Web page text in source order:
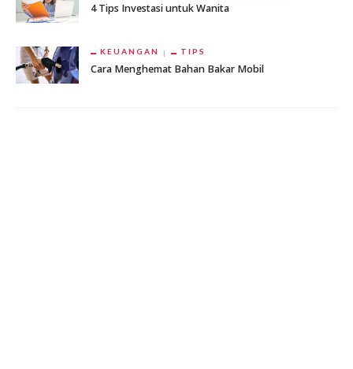
4 Tips Investasi untuk Wanita
KEUANGAN TIPS
Cara Menghemat Bahan Bakar Mobil